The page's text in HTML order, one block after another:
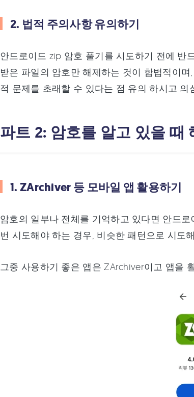
2. 법적 주의사항 유의하기
안드로이드 zip 암호 풀기를 시도하기 전에 반
받은 파일의 암호만 해제하는 것이 합법적이
적 문제를 초래할 수 있다는 점 유의 하시고
파트 2: 암호를 알고 있을 때
1. ZArchiver 등 모바일 앱 활용하기
암호의 일부나 전체를 기억하고 있다면 안드
번 시도해야 하는 경우, 비슷한 패턴으로 시도
그중 사용하기 좋은 앱은 ZArchiver이고 앱을